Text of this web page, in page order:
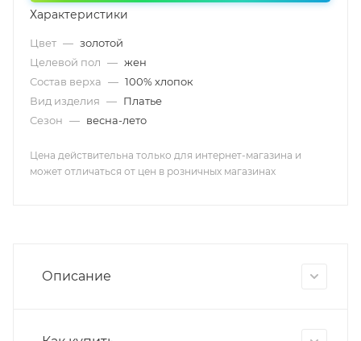
Характеристики
Цвет — золотой
Целевой пол — жен
Состав верха — 100% хлопок
Вид изделия — Платье
Сезон — весна-лето
Цена действительна только для интернет-магазина и
может отличаться от цен в розничных магазинах
Описание